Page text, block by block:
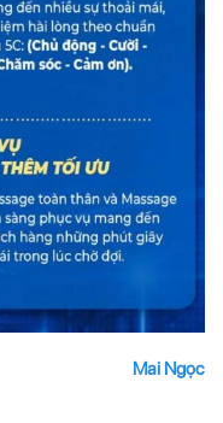
Mai Ngọc